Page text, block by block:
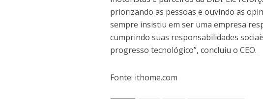
priorizando as pessoas e ouvindo as
sempre insistiu em ser uma empresa
cumprindo suas responsabilidades
progresso tecnológico”, concluiu o CEO.
Fonte: ithome.com